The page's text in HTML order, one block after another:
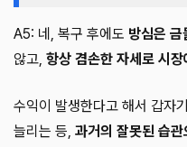
A5: 네, 복구 후에도 방심은 금
않고, 항상 겸손한 자세로 시장
수익이 발생한다고 해서 갑자
늘리는 등, 과거의 잘못된 습